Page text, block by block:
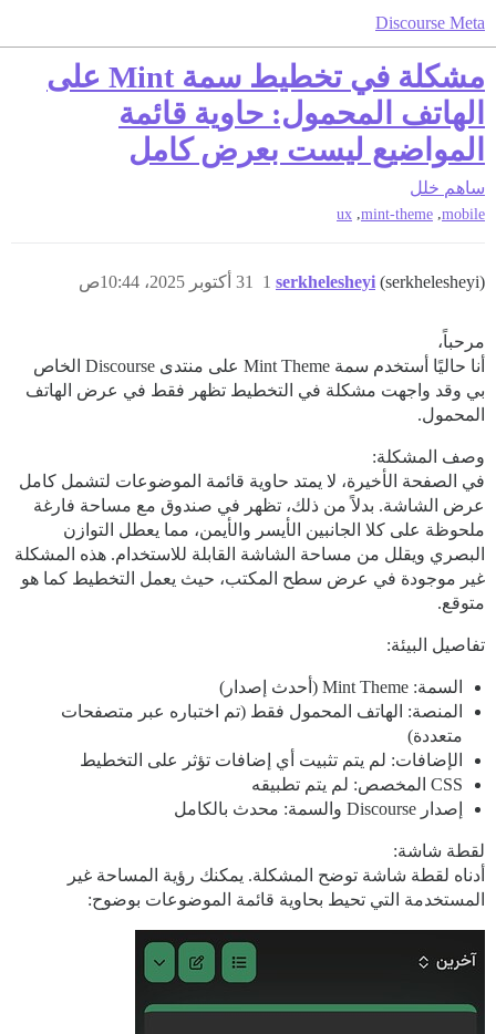
Discourse Meta
مشكلة في تخطيط سمة Mint على
الهاتف المحمول: حاوية قائمة
المواضيع ليست بعرض كامل
ساهم خلل
mobile
,
mint-theme
,
ux
serkhelesheyi (serkhelesheyi) 31 أكتوبر 2025، 10:44ص 1
مرحباً،
أنا حاليًا أستخدم سمة Mint Theme على منتدى Discourse الخاص
بي وقد واجهت مشكلة في التخطيط تظهر فقط في عرض الهاتف
المحمول.
وصف المشكلة:
في الصفحة الأخيرة، لا يمتد حاوية قائمة الموضوعات لتشمل كامل
عرض الشاشة. بدلاً من ذلك، تظهر في صندوق مع مساحة فارغة
ملحوظة على كلا الجانبين الأيسر والأيمن، مما يعطل التوازن
البصري ويقلل من مساحة الشاشة القابلة للاستخدام. هذه المشكلة
غير موجودة في عرض سطح المكتب، حيث يعمل التخطيط كما هو
متوقع.
تفاصيل البيئة:
السمة: Mint Theme (أحدث إصدار)
المنصة: الهاتف المحمول فقط (تم اختباره عبر متصفحات
متعددة)
الإضافات: لم يتم تثبيت أي إضافات تؤثر على التخطيط
CSS المخصص: لم يتم تطبيقه
إصدار Discourse والسمة: محدث بالكامل
لقطة شاشة:
أدناه لقطة شاشة توضح المشكلة. يمكنك رؤية المساحة غير
المستخدمة التي تحيط بحاوية قائمة الموضوعات بوضوح: